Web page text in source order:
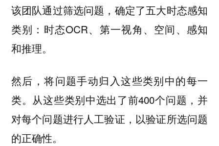
该团队通过筛选问题，确定了五大时态感知
类别：时态OCR、第一视角、空间、感知
和推理。
然后，将问题手动归入这些类别中的每一
类。从这些类别中选出了前400个问题，并
对每个问题进行人工验证，以验证所选问题
的正确性。